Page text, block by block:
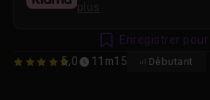
5 5,0 11m15 Débutant
plus
Enregistrer